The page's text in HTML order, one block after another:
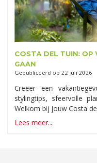
COSTA DEL TUIN: OP
GAAN
Gepubliceerd op 22 juli 2026
Creëer een
stylingtips, sfeervolle
Welkom bij jouw Costa
Lees meer...